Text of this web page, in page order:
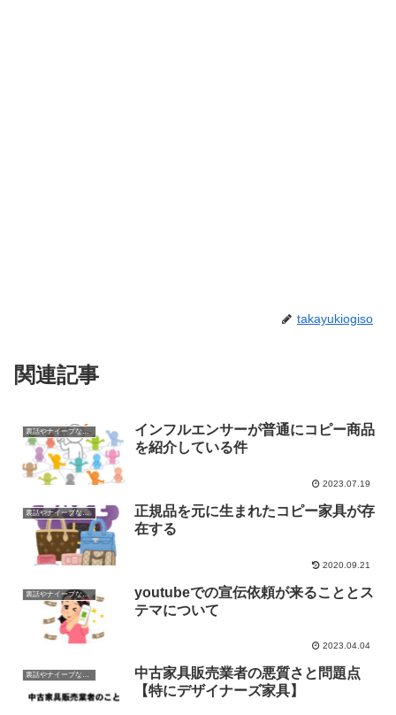
takayukiogiso
関連記事
裏話やナイーブな話題
インフルエンサーが普通にコピー商品
を紹介している件
2023.07.19
裏話やナイーブな話題
正規品を元に生まれたコピー家具が存
在する
2020.09.21
裏話やナイーブな話題
youtubeでの宣伝依頼が来ることとス
テマについて
2023.04.04
裏話やナイーブな話題
中古家具販売業者の悪質さと問題点
【特にデザイナーズ家具】